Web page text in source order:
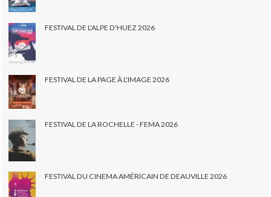
FESTIVAL DE L'ALPE D'HUEZ 2026
FESTIVAL DE LA PAGE À L'IMAGE 2026
FESTIVAL DE LA ROCHELLE - FEMA 2026
FESTIVAL DU CINEMA AMÉRICAIN DE DEAUVILLE 2026